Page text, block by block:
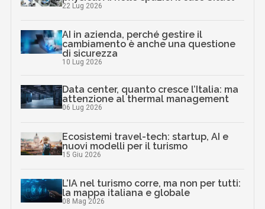
22 Lug 2026
AI in azienda, perché gestire il
cambiamento è anche una questione
di sicurezza
10 Lug 2026
Data center, quanto cresce l’Italia: ma
attenzione al thermal management
06 Lug 2026
Ecosistemi travel-tech: startup, AI e
nuovi modelli per il turismo
15 Giu 2026
L’IA nel turismo corre, ma non per tutti:
la mappa italiana e globale
08 Mag 2026